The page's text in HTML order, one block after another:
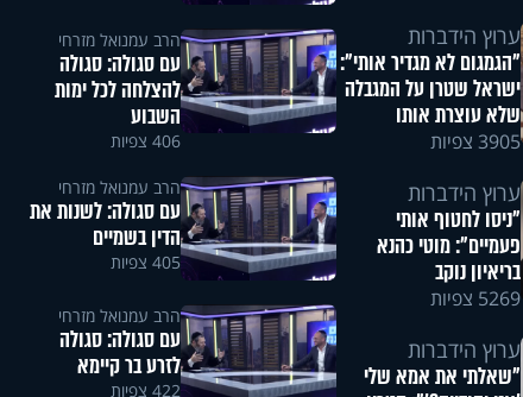
ערוץ הידברות
"הגמגום לא מגדיר אותי":
ישראל שטרן על המגבלה
שלא עוצרת אותו
3905 צפיות
ערוץ הידברות
"ניסו לחטוף אותי
פעמיים": מוטי כהנא
בריאיון נוקב
5269 צפיות
ערוץ הידברות
"שאלתי את אמא שלי
הרב עמנואל מזרחי
עם סגולה: סגולה
להצלחה לכל ימות
השבוע
406 צפיות
הרב עמנואל מזרחי
עם סגולה: לשנות את
הדין בשמיים
405 צפיות
הרב עמנואל מזרחי
עם סגולה: סגולה
לזרע בר קיימא
422 צפיות